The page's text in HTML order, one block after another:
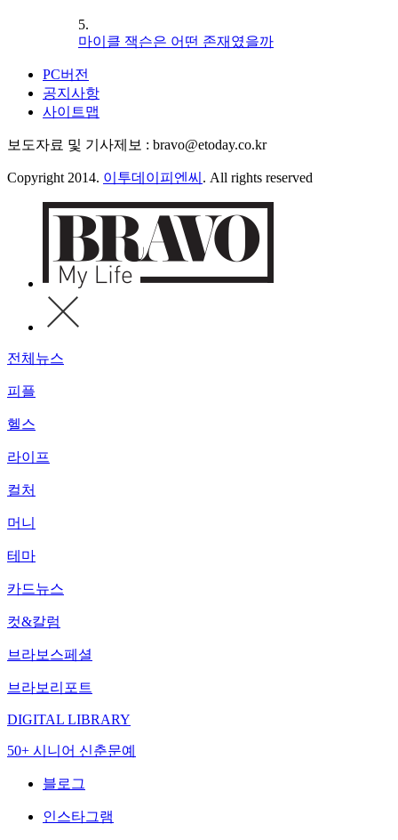
5.
마이클 잭슨은 어떤 존재였을까
PC버전
공지사항
사이트맵
보도자료 및 기사제보 : bravo@etoday.co.kr
Copyright 2014. 이투데이피엔씨 . All rights reserved
전체뉴스
피플
헬스
라이프
컬처
머니
테마
카드뉴스
컷&칼럼
브라보스페셜
브라보리포트
DIGITAL LIBRARY
50+ 시니어 신춘문예
블로그
인스타그램